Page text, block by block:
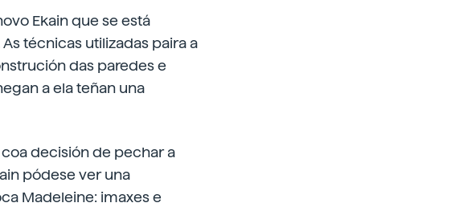
Ekain que se está
técnicas utilizadas paira a
das paredes e
a ela teñan una
coa decisión de pechar a
pódese ver una
Madeleine: imaxes e